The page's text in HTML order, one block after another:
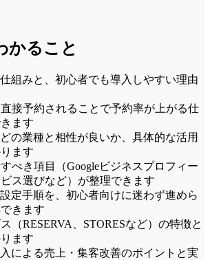
かること
組みと、初心者でも導入しやすい理由
接予約されることで予約率が上がる仕
ます
の業種と相性が良いか、具体的な活用
ます
べき項目（Googleビジネスプロフィー
ス選びなど）が整理できます
定手順を、初心者向けに迷わず進めら
きます
（RESERVA、STORESなど）の特徴と
ます
による売上・集客改善のポイントと実